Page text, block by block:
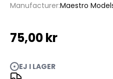
ManufacturerMaestro
75,00 kr
EJ I LAGER